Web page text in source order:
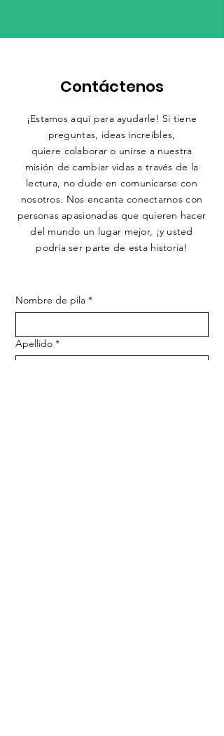
Contáctenos
¡Estamos aquí para ayudarle! Si tiene
preguntas, ideas increíbles,
quiere colaborar o unirse a nuestra
misión de cambiar vidas a través de la
lectura, no dude en comunicarse con
nosotros. Nos encanta conectarnos con
personas apasionadas que quieren hacer
del mundo un lugar mejor, ¡y usted
podría ser parte de esta historia!
Nombre de pila *
Apellido *